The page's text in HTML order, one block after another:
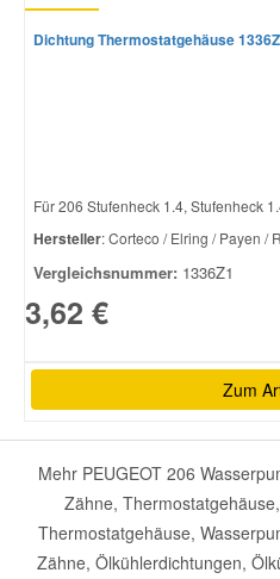
Dichtung Thermostatgehäuse
Für 206 Stufenheck 1.4, Stufenheck
Hersteller: Corteco / Elring / Payen /
Vergleichsnummer: 1336Z1
3,62 €
Zum
Mehr PEUGEOT 206
Zähne,
Thermostatgehäuse,
Zähne, Ölkühlerdichtungen,